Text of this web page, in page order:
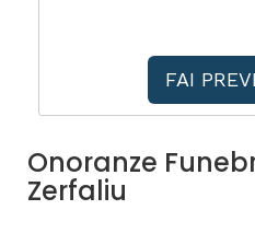
FAI
Onoranze
Zerfaliu